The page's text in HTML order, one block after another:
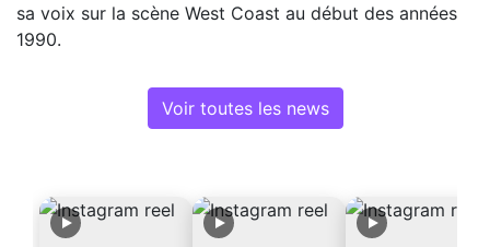
sa voix sur la scène West Coast au début des années
1990.
Voir toutes les news